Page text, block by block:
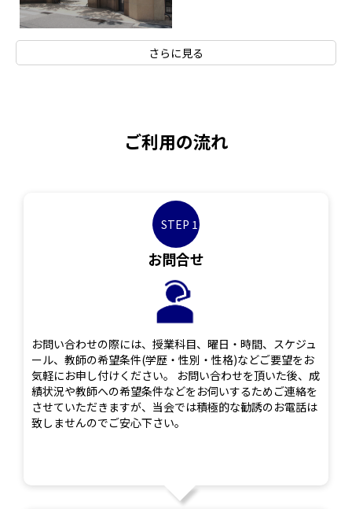
さらに見る
ご利用の流れ
STEP 1
お問合せ
お問い合わせの際には、授業科目、曜日・時間、スケジュ
ール、教師の希望条件(学歴・性別・性格)などご要望をお
気軽にお申し付けください。 お問い合わせを頂いた後、成
績状況や教師への希望条件などをお伺いするためご連絡を
させていただきますが、当会では積極的な勧誘のお電話は
致しませんのでご安心下さい。